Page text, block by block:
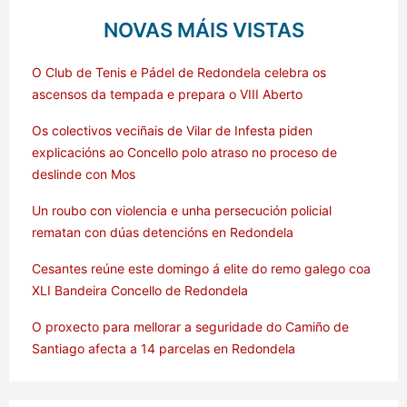
NOVAS MÁIS VISTAS
O Club de Tenis e Pádel de Redondela celebra os
ascensos da tempada e prepara o VIII Aberto
Os colectivos veciñais de Vilar de Infesta piden
explicacións ao Concello polo atraso no proceso de
deslinde con Mos
Un roubo con violencia e unha persecución policial
rematan con dúas detencións en Redondela
Cesantes reúne este domingo á elite do remo galego coa
XLI Bandeira Concello de Redondela
O proxecto para mellorar a seguridade do Camiño de
Santiago afecta a 14 parcelas en Redondela